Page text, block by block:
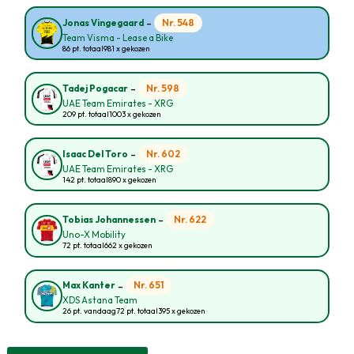
Jonas Vingegaard - Nr. 548
Team Visma - Lease a Bike
86 pt. totaal981 x gekozen
Tadej Pogacar - Nr. 598
UAE Team Emirates - XRG
209 pt. totaal1003 x gekozen
Isaac Del Toro - Nr. 602
UAE Team Emirates - XRG
142 pt. totaal890 x gekozen
Tobias Johannessen - Nr. 622
Uno-X Mobility
72 pt. totaal662 x gekozen
Max Kanter - Nr. 651
XDS Astana Team
26 pt. vandaag72 pt. totaal395 x gekozen